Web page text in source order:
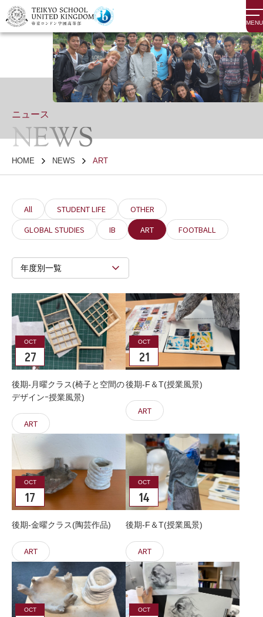
MENU
ニュース
NEWS
HOME NEWS ART
All STUDENT LIFE
OTHER
GLOBAL STUDIES
IB ART FOOTBALL
年度別一覧
OCT
27
後期-月曜クラス(椅子と空間の
デザインｰ授業風景)
ART
OCT
21
後期-F＆T(授業風景)
ART
OCT
17
後期-金曜クラス(陶芸作品)
ART
OCT
14
後期-F＆T(授業風景)
ART
OCT OCT